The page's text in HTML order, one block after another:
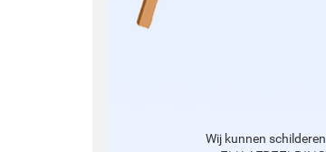
Wij kunnen schilderen